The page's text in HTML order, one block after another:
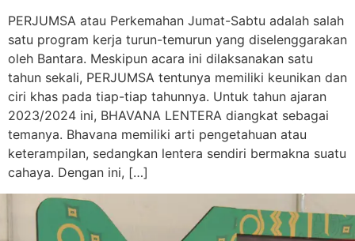
PERJUMSA atau Perkemahan Jumat-Sabtu adalah salah
satu program kerja turun-temurun yang diselenggarakan
oleh Bantara. Meskipun acara ini dilaksanakan satu
tahun sekali, PERJUMSA tentunya memiliki keunikan dan
ciri khas pada tiap-tiap tahunnya. Untuk tahun ajaran
2023/2024 ini, BHAVANA LENTERA diangkat sebagai
temanya. Bhavana memiliki arti pengetahuan atau
keterampilan, sedangkan lentera sendiri bermakna suatu
cahaya. Dengan ini, […]